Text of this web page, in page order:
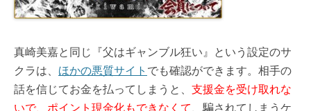
真崎美嘉と同じ『父はギャンブル狂い』という設定のサ
クラは、 ほかの悪質サイト でも確認ができます。相手の
話を信じてお金を払ってしまうと、 支援金を受け取れな
いで、ポイント現金化もできなくて
、騙されてしまうケ